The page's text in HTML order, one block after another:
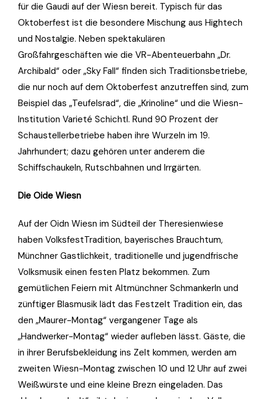
für die Gaudi auf der Wiesn bereit. Typisch für das
Oktoberfest ist die besondere Mischung aus Hightech
und Nostalgie. Neben spektakulären
Großfahrgeschäften wie die VR-Abenteuerbahn „Dr.
Archibald“ oder „Sky Fall“ finden sich Traditionsbetriebe,
die nur noch auf dem Oktoberfest anzutreffen sind, zum
Beispiel das „Teufelsrad“, die „Krinoline“ und die Wiesn-
Institution Varieté Schichtl. Rund 90 Prozent der
Schaustellerbetriebe haben ihre Wurzeln im 19.
Jahrhundert; dazu gehören unter anderem die
Schiffschaukeln, Rutschbahnen und Irrgärten.
Die Oide Wiesn
Auf der Oidn Wiesn im Südteil der Theresienwiese
haben VolksfestTradition, bayerisches Brauchtum,
Münchner Gastlichkeit, traditionelle und jugendfrische
Volksmusik einen festen Platz bekommen. Zum
gemütlichen Feiern mit Altmünchner Schmankerln und
zünftiger Blasmusik lädt das Festzelt Tradition ein, das
den „Maurer-Montag“ vergangener Tage als
„Handwerker-Montag“ wieder aufleben lässt. Gäste, die
in ihrer Berufsbekleidung ins Zelt kommen, werden am
zweiten Wiesn-Montag zwischen 10 und 12 Uhr auf zwei
Weißwürste und eine kleine Brezn eingeladen. Das